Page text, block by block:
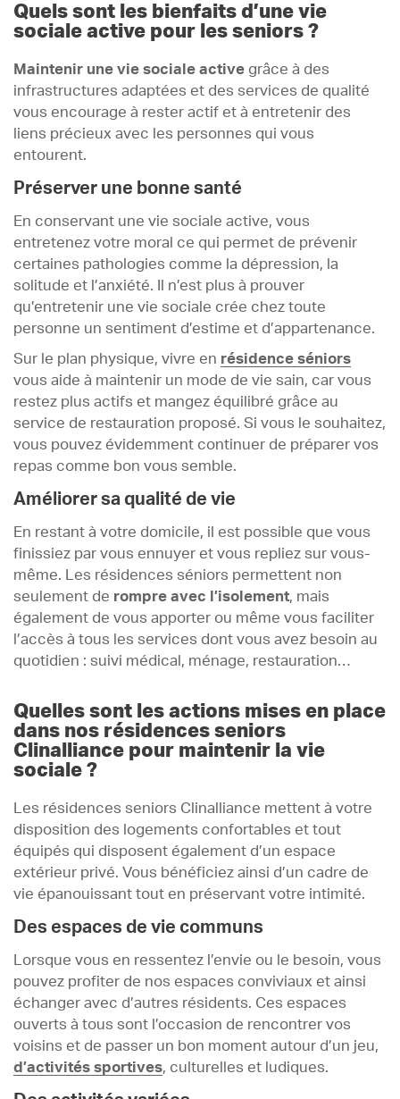
Quels sont les bienfaits d’une vie
sociale active pour les seniors ?
Maintenir une vie sociale active grâce à des
infrastructures adaptées et des services de qualité
vous encourage à rester actif et à entretenir des
liens précieux avec les personnes qui vous
entourent.
Préserver une bonne santé
En conservant une vie sociale active, vous
entretenez votre moral ce qui permet de prévenir
certaines pathologies comme la dépression, la
solitude et l’anxiété. Il n’est plus à prouver
qu’entretenir une vie sociale crée chez toute
personne un sentiment d’estime et d’appartenance.
Sur le plan physique, vivre en résidence séniors
vous aide à maintenir un mode de vie sain, car vous
restez plus actifs et mangez équilibré grâce au
service de restauration proposé. Si vous le souhaitez,
vous pouvez évidemment continuer de préparer vos
repas comme bon vous semble.
Améliorer sa qualité de vie
En restant à votre domicile, il est possible que vous
finissiez par vous ennuyer et vous repliez sur vous-
même. Les résidences séniors permettent non
seulement de rompre avec l’isolement, mais
également de vous apporter ou même vous faciliter
l’accès à tous les services dont vous avez besoin au
quotidien : suivi médical, ménage, restauration…
Quelles sont les actions mises en place
dans nos résidences seniors
Clinalliance pour maintenir la vie
sociale ?
Les résidences seniors Clinalliance mettent à votre
disposition des logements confortables et tout
équipés qui disposent également d’un espace
extérieur privé. Vous bénéficiez ainsi d’un cadre de
vie épanouissant tout en préservant votre intimité.
Des espaces de vie communs
Lorsque vous en ressentez l’envie ou le besoin, vous
pouvez profiter de nos espaces conviviaux et ainsi
échanger avec d’autres résidents. Ces espaces
ouverts à tous sont l’occasion de rencontrer vos
voisins et de passer un bon moment autour d’un jeu,
d’activités sportives, culturelles et ludiques.